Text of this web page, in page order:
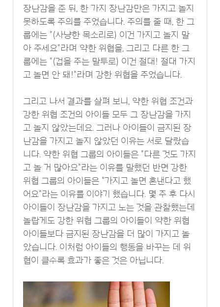
장난감을 준 뒤, 한 가지 장난감만은 가지고 놀지
못하도록 주의를 주었습니다. 주의를 줄 때, 한 그
룹에는 "(사냥한 목소리로) 이건 가지고 놀지 말
아 주세요"라며 약한 위협을, 그리고 다른 한 그
룹에는 "(겁을 주는 말투로) 이건 절대! 절대 가지
고 놀면 안 돼!"라며 강한 위협을 주었습니다.
그리고 나서 결과를 살펴 보니, 약한 위협 조건과
강한 위협 조건의 아이들 모두 그 장난감을 가지
고 놀지 않았는데요. 그러나 아이들이 금지된 장
난감을 가지고 놀지 않았던 이유는 서로 달랐습
니다. 약한 위협 그룹의 아이들은 "다른 것도 가지
고 놀 거 많아요"라는 이유를 말했던 반면 강한
위협 그룹의 아이들은 "가지고 놀면 혼낸다고 했
어요"라는 이유를 이야기 했습니다. 몇 주 후 다시
아이들이 장난감을 가지고 노는 것을 관찰했는데
놀랍게도 강한 위협 그룹의 아이들이 약한 위협
아이들보다 금지된 장난감을 더 많이 가지고 놀
았습니다. 이처럼 아이들의 행동을 바꾸는 데 위
협이 클수록 효과가 좋은 것은 아닙니다.